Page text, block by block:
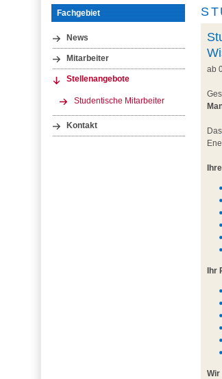
Fachgebiet
News
Mitarbeiter
Stellenangebote
Studentische Mitarbeiter
Kontakt
ab
Das
Ihr
Wir